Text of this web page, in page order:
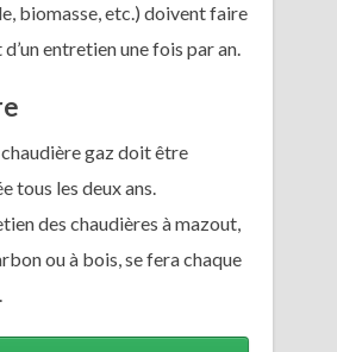
biomasse, etc.) doivent faire
d’un entretien une fois par an.
gaz doit être
tous les deux ans.
des chaudières à mazout,
ou à bois, se fera chaque